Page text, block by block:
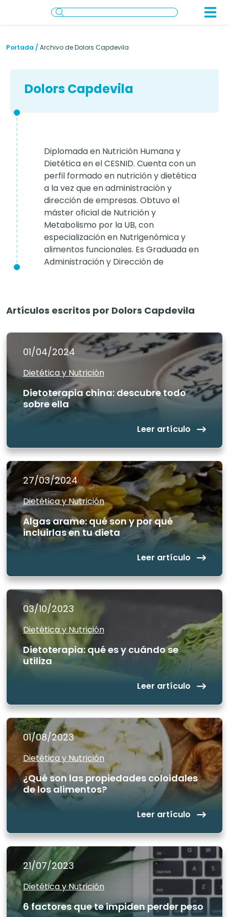
Portada / Archivo de Dolors Capdevila
Dolors Capdevila
Diplomada en Nutrición Humana y
Dietética en el CESNID. Cuenta con un
perfil formado en nutrición y dietética
a la vez que en administración y
dirección de empresas. Obtuvo el
máster oficial de Nutrición y
Metabolismo por la UB, con
especialización en Nutrigenómica y
alimentos funcionales. Es Graduada en
Administración y Dirección de
Servicios Generales del Hospital Clínico
Artículos escritos por Dolors Capdevila
01/04/2024
Dietética y Nutrición
Dietoterapia china: descubre todo
sobre ella
Leer artículo
27/03/2024
Dietética y Nutrición
Algas arame: qué son y por qué
incluirlas en tu dieta
Leer artículo
03/10/2023
Dietética y Nutrición
Dietoterapia: qué es y cuándo se
utiliza
Leer artículo
01/08/2023
Dietética y Nutrición
¿Qué son las propiedades coloidales
de los alimentos?
Leer artículo
21/07/2023
Dietética y Nutrición
6 factores que te impiden perder peso